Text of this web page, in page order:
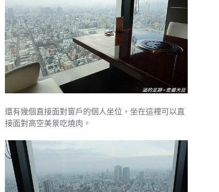
還有幾個直接面對窗戶的個人坐位，坐在這裡可以直
接面對高空美景吃燒肉。